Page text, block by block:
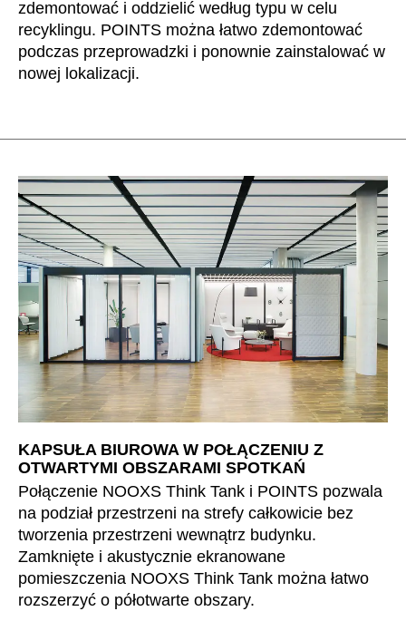
zdemontować i oddzielić według typu w celu
recyklingu. POINTS można łatwo zdemontować
podczas przeprowadzki i ponownie zainstalować w
nowej lokalizacji.
KAPSUŁA BIUROWA W POŁĄCZENIU Z
OTWARTYMI OBSZARAMI SPOTKAŃ
Połączenie NOOXS Think Tank i POINTS pozwala
na podział przestrzeni na strefy całkowicie bez
tworzenia przestrzeni wewnątrz budynku.
Zamknięte i akustycznie ekranowane
pomieszczenia NOOXS Think Tank można łatwo
rozszerzyć o półotwarte obszary.